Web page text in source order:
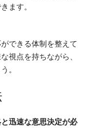
ます。
できる体制を整えて
視点を持ちながら、
。
迅速な意思決定が必